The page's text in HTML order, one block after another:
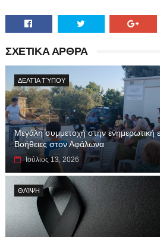
ΣΧΕΤΙΚΑ ΑΡΘΡΑ
ΔΕΛΤΊΑ ΤΎΠΟΥ
Μεγάλη συμμετοχή στην ενημερωτική
Βοήθειες στον Αφάλωνα
Ιούλιος 13, 2026
ΘΛΊΨΗ